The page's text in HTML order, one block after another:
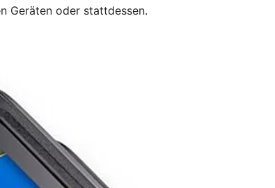
Geräten oder stattdessen.